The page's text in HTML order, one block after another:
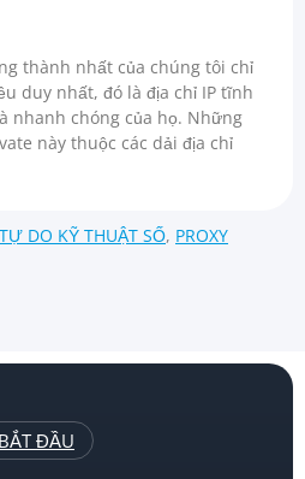
thành nhất của chúng tôi chỉ
duy nhất, đó là địa chỉ IP tĩnh
nhanh chóng của họ. Những
này thuộc các dải địa chỉ
TỰ DO KỸ THUẬT SỐ, PROXY
BẮT ĐẦU